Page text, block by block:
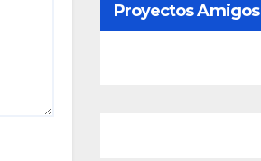
Proyectos Amigos